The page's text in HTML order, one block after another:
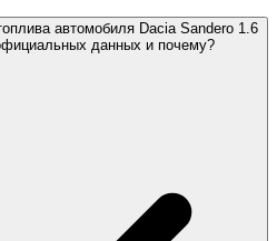
автомобиля Dacia Sandero 1.6
данных и почему?